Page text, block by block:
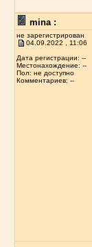
mina :
не зарегистрирован
04.09.2022 , 11:06
Дата регистрации: --
Местонахождение: --
Пол: не доступно
Комментариев: --